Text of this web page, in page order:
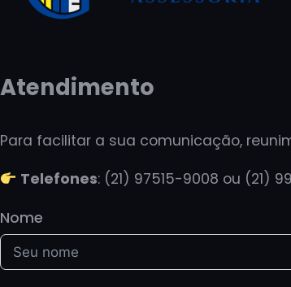
Atendimento
Para facilitar a sua comunicação,
Telefones: (21) 97515-9008 ou (21)
Nome